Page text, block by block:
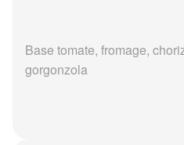
Base tomate, fromage,
gorgonzola